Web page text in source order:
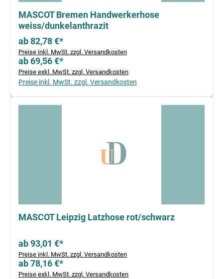
MASCOT Bremen Handwerkerhose
weiss/dunkelanthrazit
ab 82,78 €*
Preise inkl. MwSt. zzgl. Versandkosten
ab 69,56 €*
Preise exkl. MwSt. zzgl. Versandkosten
Preise inkl. MwSt. zzgl. Versandkosten
MASCOT Leipzig Latzhose rot/schwarz
ab 93,01 €*
Preise inkl. MwSt. zzgl. Versandkosten
ab 78,16 €*
Preise exkl. MwSt. zzgl. Versandkosten